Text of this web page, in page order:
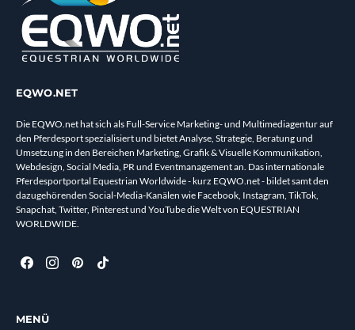
EQWO.NET
Die EQWO.net hat sich als Full-Service Marketing- und Multimediagentur auf
den Pferdesport spezialisiert und bietet Analyse, Strategie, Beratung und
Umsetzung in den Bereichen Marketing, Grafik & Visuelle Kommunikation,
Webdesign, Social Media, PR und Eventmanagement an. Das internationale
Pferdesportportal Equestrian Worldwide - kurz EQWO.net - bildet samt den
dazugehörenden Social-Media-Kanälen wie Facebook, Instagram, TikTok,
Snapchat, Twitter, Pinterest und YouTube die Welt von EQUESTRIAN
WORLDWIDE.
MENÜ